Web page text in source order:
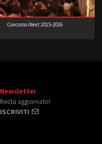
Concorso iNext 2015-2016
Newsletter
Resta aggiornato!
ISCRIVITI